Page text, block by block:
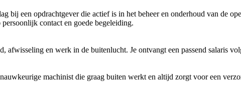
bij een opdrachtgever die actief is in het beheer en onderhoud van de
contact en goede begeleiding.
afwisseling en werk in de buitenlucht. Je ontvangt een passend salaris
machinist die graag buiten werkt en altijd zorgt voor een